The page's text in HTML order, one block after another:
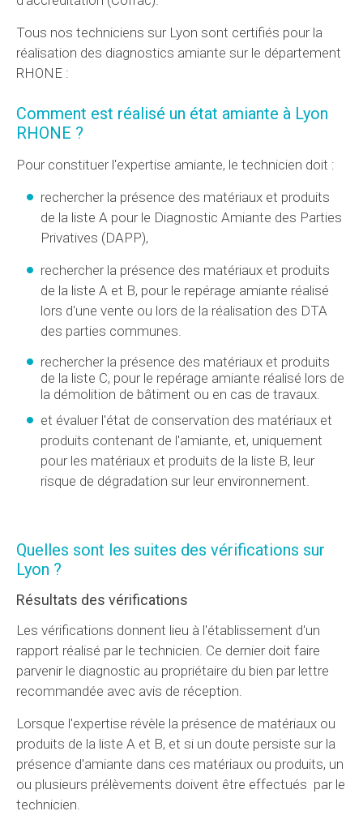
Tous nos techniciens sur Lyon sont certifiés pour la
réalisation des diagnostics amiante sur le département
RHONE :
Comment est réalisé un état amiante à Lyon
RHONE ?
Pour constituer l'expertise amiante, le technicien doit :
rechercher la présence des matériaux et produits
de la liste A pour le Diagnostic Amiante des Parties
Privatives (DAPP),
rechercher la présence des matériaux et produits
de la liste A et B, pour le repérage amiante réalisé
lors d'une vente ou lors de la réalisation des DTA
des parties communes.
rechercher la présence des matériaux et produits
de la liste C, pour le repérage amiante réalisé lors de
la démolition de bâtiment ou en cas de travaux.
et évaluer l'état de conservation des matériaux et
produits contenant de l'amiante, et, uniquement
pour les matériaux et produits de la liste B, leur
risque de dégradation sur leur environnement.
Quelles sont les suites des vérifications sur
Lyon ?
Résultats des vérifications
Les vérifications donnent lieu à l'établissement d'un
rapport réalisé par le technicien. Ce dernier doit faire
parvenir le diagnostic au propriétaire du bien par lettre
recommandée avec avis de réception.
Lorsque l'expertise révèle la présence de matériaux ou
produits de la liste A et B, et si un doute persiste sur la
présence d'amiante dans ces matériaux ou produits, un
ou plusieurs prélèvements doivent être effectués par le
technicien.